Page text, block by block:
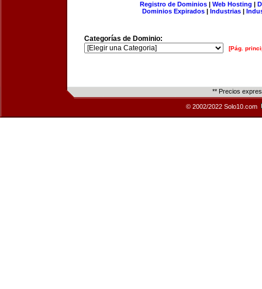
Registro de Dominios| Web Hosting |
Dominios Expirados | Industrias |
Categorías de Dominio:
[Pág.
** Precios
© 2002/2022 Solo10.com